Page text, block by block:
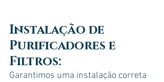
Instalação de
Purificadores e
Filtros:
Garantimos uma instalação correta